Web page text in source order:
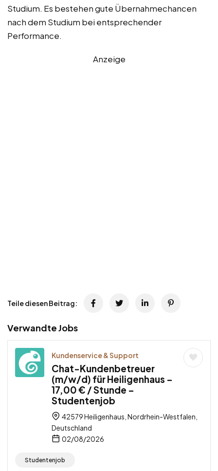
Studium. Es bestehen gute Übernahmechancen
nach dem Studium bei entsprechender
Performance.
Anzeige
Teile diesen Beitrag:
Verwandte Jobs
Kundenservice & Support
Chat-Kundenbetreuer
(m/w/d) für Heiligenhaus –
17,00 € / Stunde –
Studentenjob
42579 Heiligenhaus, Nordrhein-Westfalen,
Deutschland
02/08/2026
Studentenjob